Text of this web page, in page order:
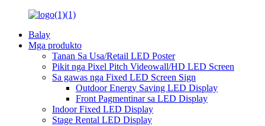
Balay
Mga produkto
Tanan Sa Usa/Retail LED Poster
Pikit nga Pixel Pitch Videowall/HD LED Screen
Sa gawas nga Fixed LED Screen Sign
Outdoor Energy Saving LED Display
Front Pagmentinar sa LED Display
Indoor Fixed LED Display
Stage Rental LED Display